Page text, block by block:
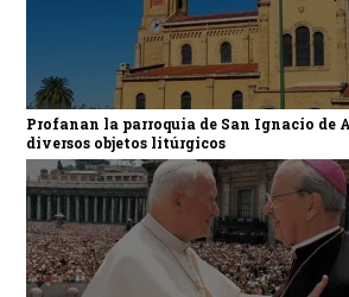
Profanan la parroquia de San Ignacio de
diversos objetos litúrgicos